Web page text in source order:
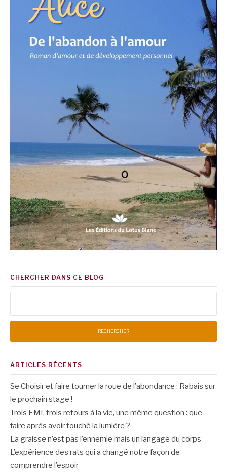
CHERCHER DANS CE BLOG
ARTICLES RÉCENTS
Se Choisir et faire tourner la roue de l’abondance : Rabais sur
le prochain stage !
Trois EMI, trois retours à la vie, une même question : que
faire après avoir touché la lumière ?
La graisse n’est pas l’ennemie mais un langage du corps
L’expérience des rats qui a changé notre façon de
comprendre l’espoir